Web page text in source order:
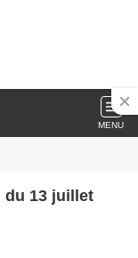
MENU
du 13 juillet